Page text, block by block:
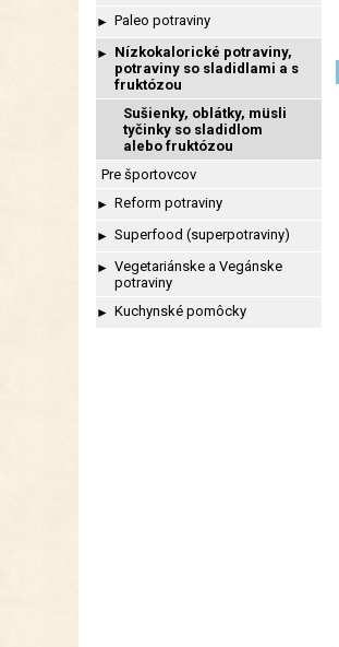
► Paleo potraviny
► Nízkokalorické potraviny,
potraviny so sladidlami a s
fruktózou
Sušienky, oblátky, müsli
tyčinky so sladidlom
alebo fruktózou
Pre športovcov
► Reform potraviny
► Superfood (superpotraviny)
► Vegetariánske a Vegánske
potraviny
► Kuchynské pomôcky